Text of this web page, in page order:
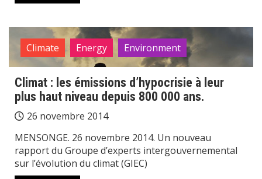
Climate Energy Environment
Climat : les émissions d’hypocrisie à leur
plus haut niveau depuis 800 000 ans.
26 novembre 2014
MENSONGE. 26 novembre 2014. Un nouveau
rapport du Groupe d’experts intergouvernemental
sur l’évolution du climat (GIEC)